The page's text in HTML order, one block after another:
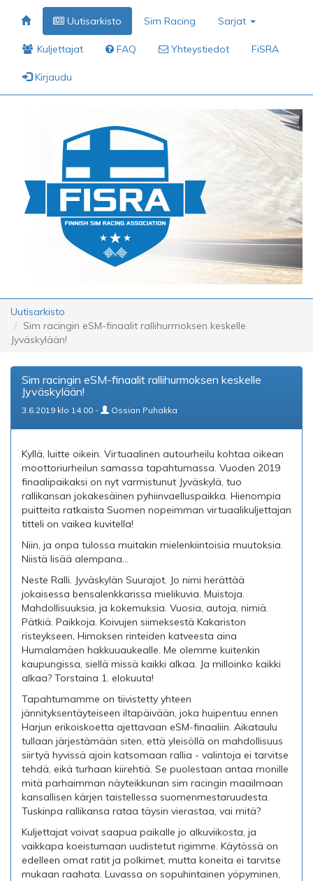
Uutisarkisto Sim Racing Sarjat
Kuljettajat FAQ Yhteystiedot FiSRA
Kirjaudu
Uutisarkisto
Sim racingin eSM-finaalit rallihurmoksen keskelle
Jyväskylään!
Sim racingin eSM-finaalit rallihurmoksen keskelle
Jyväskylään!
3.6.2019 klo 14.00 - Ossian Puhakka
Kyllä, luitte oikein. Virtuaalinen autourheilu kohtaa oikean
moottoriurheilun samassa tapahtumassa. Vuoden 2019
finaalipaikaksi on nyt varmistunut Jyväskylä, tuo
rallikansan jokakesäinen pyhiinvaelluspaikka. Hienompia
puitteita ratkaista Suomen nopeimman virtuaalikuljettajan
titteli on vaikea kuvitella!
Niin, ja onpa tulossa muitakin mielenkiintoisia muutoksia.
Niistä lisää alempana...
Neste Ralli. Jyväskylän Suurajot. Jo nimi herättää
jokaisessa bensalenkkarissa mielikuvia. Muistoja.
Mahdollisuuksia, ja kokemuksia. Vuosia, autoja, nimiä.
Pätkiä. Paikkoja. Koivujen siimeksestä Kakariston
risteykseen, Himoksen rinteiden katveesta aina
Humalamäen hakkuuaukealle. Me olemme kuitenkin
kaupungissa, siellä missä kaikki alkaa. Ja milloinko kaikki
alkaa? Torstaina 1. elokuuta!
Tapahtumamme on tiivistetty yhteen
jännityksentäyteiseen iltapäivään, joka huipentuu ennen
Harjun erikoiskoetta ajettavaan eSM-finaaliin. Aikataulu
tullaan järjestämään siten, että yleisöllä on mahdollisuus
siirtyä hyvissä ajoin katsomaan rallia - valintoja ei tarvitse
tehdä, eikä turhaan kiirehtiä. Se puolestaan antaa monille
mitä parhaimman näyteikkunan sim racingin maailmaan
kansallisen kärjen taistellessa suomenmestaruudesta.
Tuskinpa rallikansa rataa täysin vierastaa, vai mitä?
Kuljettajat voivat saapua paikalle jo alkuviikosta, ja
vaikkapa koeistumaan uudistetut rigimme. Käytössä on
edelleen omat ratit ja polkimet, mutta koneita ei tarvitse
mukaan raahata. Luvassa on sopuhintainen yöpyminen,